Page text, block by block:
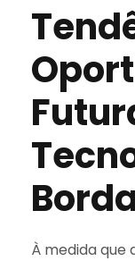
À medida que